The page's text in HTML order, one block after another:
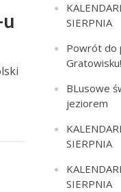
SIERPNIA
Powrót do
Gratowisku!
BLusowe
jeziorem
SIERPNIA
SIERPNIA